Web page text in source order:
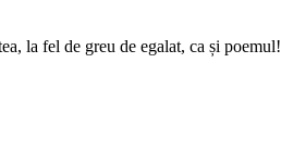
la fel de greu de egalat, ca și poemul!